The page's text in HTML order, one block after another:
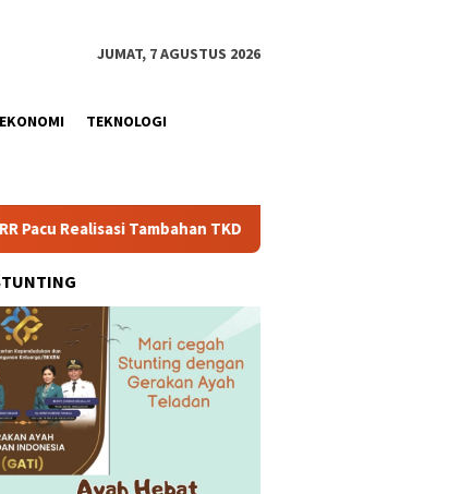
JUMAT, 7 AGUSTUS 2026
EKONOMI TEKNOLOGI
TKD Aceh Rp1,65 Triliun, Pastikan Transparan dan